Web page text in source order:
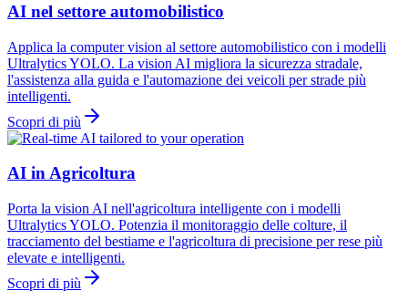
AI nel settore automobilistico
Applica la computer vision al settore automobilistico con i modelli
Ultralytics YOLO. La vision AI migliora la sicurezza stradale,
l'assistenza alla guida e l'automazione dei veicoli per strade più
intelligenti.
Scopri di più
AI in Agricoltura
Porta la vision AI nell'agricoltura intelligente con i modelli
Ultralytics YOLO. Potenzia il monitoraggio delle colture, il
tracciamento del bestiame e l'agricoltura di precisione per rese più
elevate e intelligenti.
Scopri di più